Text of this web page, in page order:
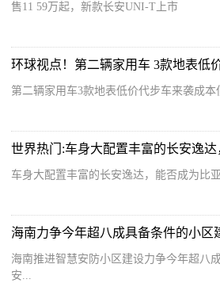
售11 59万起，新款长安UNI-T上市
第二辆家用车3款地表低价代步车来袭成本
车身大配置丰富的长安逸达，能否成为比
海南力争今年超八成具备条件的小区
海南推进智慧安防小区建设力争今年超八
安...